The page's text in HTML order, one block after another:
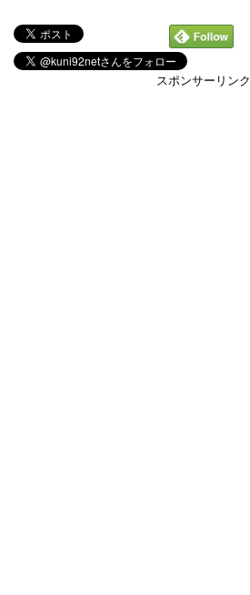
スポンサーリンク